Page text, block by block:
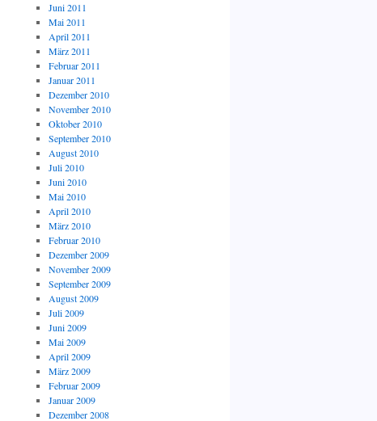
Juni 2011
Mai 2011
April 2011
März 2011
Februar 2011
Januar 2011
Dezember 2010
November 2010
Oktober 2010
September 2010
August 2010
Juli 2010
Juni 2010
Mai 2010
April 2010
März 2010
Februar 2010
Dezember 2009
November 2009
September 2009
August 2009
Juli 2009
Juni 2009
Mai 2009
April 2009
März 2009
Februar 2009
Januar 2009
Dezember 2008